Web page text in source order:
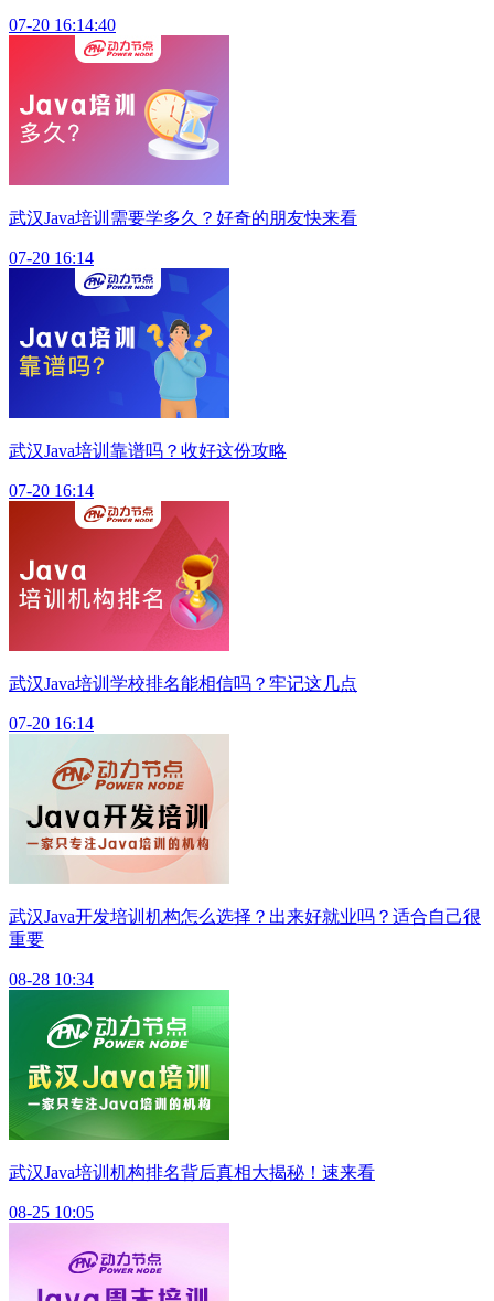
07-20 16:14:40
武汉Java培训需要学多久？好奇的朋友快来看
07-20 16:14
武汉Java培训靠谱吗？收好这份攻略
07-20 16:14
武汉Java培训学校排名能相信吗？牢记这几点
07-20 16:14
武汉Java开发培训机构怎么选择？出来好就业吗？适合自己很
重要
08-28 10:34
武汉Java培训机构排名背后真相大揭秘！速来看
08-25 10:05